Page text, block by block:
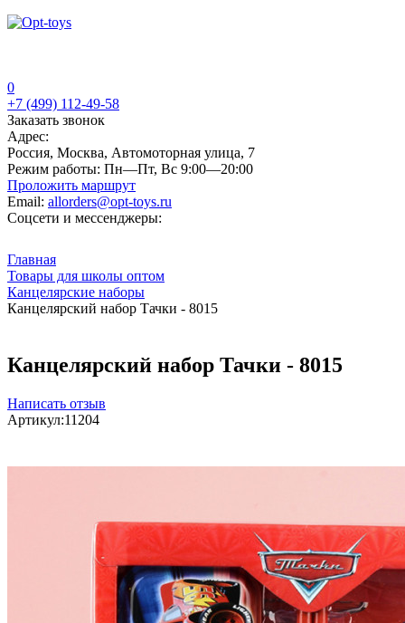
0
+7 (499) 112-49-58
Заказать звонок
Адрес:
Россия, Москва, Автомоторная улица, 7
Режим работы: Пн—Пт, Вс 9:00—20:00
Проложить маршрут
Email: allorders@opt-toys.ru
Соцсети и мессенджеры:
Главная
Товары для школы оптом
Канцелярские наборы
Канцелярский набор Тачки - 8015
Канцелярский набор Тачки - 8015
Написать отзыв
Артикул:11204